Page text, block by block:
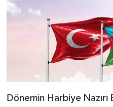
Dönemin Harbiye Nazırı